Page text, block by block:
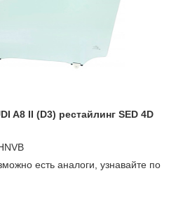
A8 II (D3) рестайлинг SED 4D
есть аналоги, узнавайте по